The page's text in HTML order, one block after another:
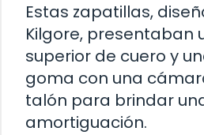
Estas zapatillas,
Kilgore, presentaban
superior de cuero y
goma con una
talón para brindar
amortiguación.